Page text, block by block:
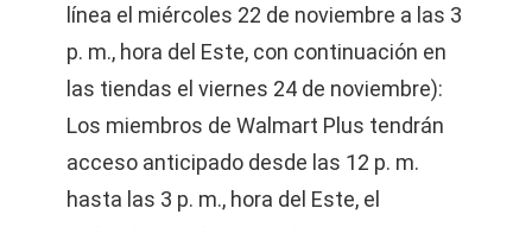
línea el miércoles 22 de noviembre a las 3
p. m., hora del Este, con continuación en
las tiendas el viernes 24 de noviembre):
Los miembros de Walmart Plus tendrán
acceso anticipado desde las 12 p. m.
hasta las 3 p. m., hora del Este, el